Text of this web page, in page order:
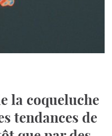
la coqueluche
tendances de